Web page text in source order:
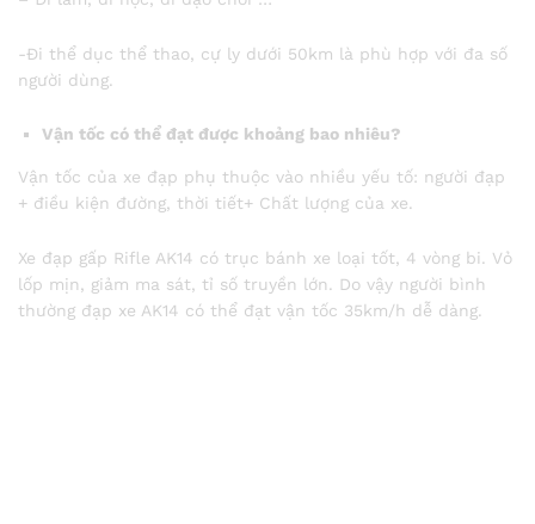
-Đi thể dục thể thao, cự ly dưới 50km là phù hợp với đa số
người dùng.
Vận tốc có thể đạt được khoảng bao nhiêu?
Vận tốc của xe đạp phụ thuộc vào nhiều yếu tố: người đạp
+ điều kiện đường, thời tiết+ Chất lượng của xe.
Xe đạp gấp Rifle AK14 có trục bánh xe loại tốt, 4 vòng bi. Vỏ
lốp mịn, giảm ma sát, tỉ số truyền lớn. Do vậy người bình
thường đạp xe AK14 có thể đạt vận tốc 35km/h dễ dàng.